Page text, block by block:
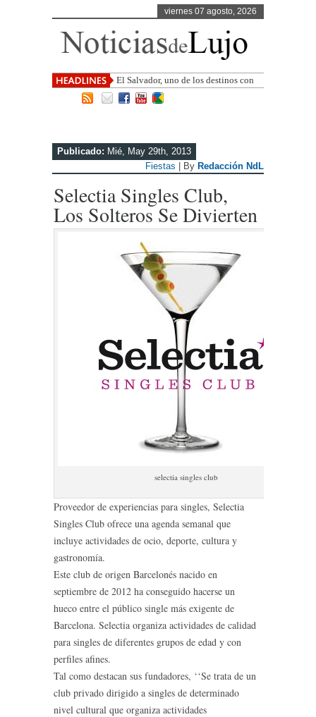
viernes 07 agosto, 2026
El Salvador, uno de los destinos con
mayor proyección de Centroamérica
Publicado: Mié, May 29th, 2013
Fiestas | By Redacción NdL
Selectia Singles Club,
Los Solteros Se Divierten
selectia singles club
Proveedor de experiencias para singles, Selectia
Singles Club ofrece una agenda semanal que
incluye actividades de ocio, deporte, cultura y
gastronomía.
Este club de origen Barcelonés nacido en
septiembre de 2012 ha conseguido hacerse un
hueco entre el público single más exigente de
Barcelona. Selectia organiza actividades de calidad
para singles de diferentes grupos de edad y con
perfiles afines.
Tal como destacan sus fundadores, ‘‘Se trata de un
club privado dirigido a singles de determinado
nivel cultural que organiza actividades